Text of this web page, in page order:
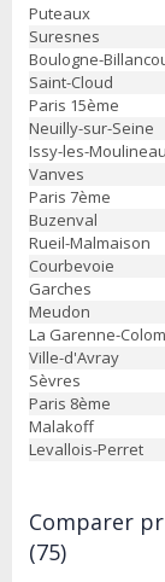
Puteaux
Suresnes
Boulogne-
Saint-Cloud
Paris 15ème
Neuilly-sur-Seine
Issy-les-
Vanves
Paris 7ème
Buzenval
Rueil-Malmaison
Courbevoie
Garches
Meudon
La Garenne-
Ville-d'Avray
Sèvres
Paris 8ème
Malakoff
Levallois-Perret
Comparer
(75)